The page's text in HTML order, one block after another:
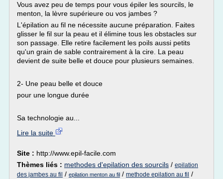
Vous avez peu de temps pour vous épiler les sourcils, le
menton, la lèvre supérieure ou vos jambes ?
L'épilation au fil ne nécessite aucune préparation. Faites
glisser le fil sur la peau et il élimine tous les obstacles sur
son passage. Elle retire facilement les poils aussi petits
qu'un grain de sable contrairement à la cire. La peau
devient de suite belle et douce pour plusieurs semaines.
2- Une peau belle et douce
pour une longue durée
Sa technologie au...
Lire la suite
Site : http://www.epil-facile.com
Thèmes liés : methodes d'epilation des sourcils / epilation
des jambes au fil / epilation menton au fil / methode epilation au fil /